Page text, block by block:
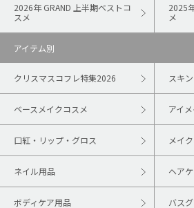
2026年 GRAND 上半期ベストコ
スメ
2025
メ
アイテム別
クリスマスコフレ特集2026 スキ
ベースメイクコスメ アイ
口紅・リップ・グロス メイ
ネイル用品 ヘア
ボディケア用品 バス